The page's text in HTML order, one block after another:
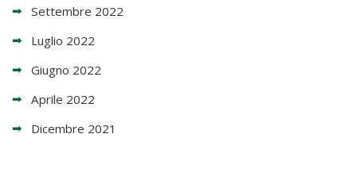
Settembre 2022
Luglio 2022
Giugno 2022
Aprile 2022
Dicembre 2021